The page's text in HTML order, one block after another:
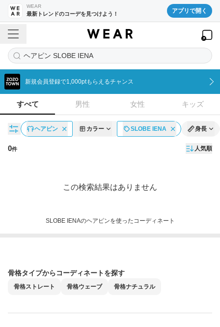
WEAR
最新トレンドのコーデを見つけよう！ アプリで開く
ヘアピン SLOBE IENA
新規会員登録で1,000ptもらえるチャンス
すべて 男性 女性 キッズ
ヘアピン カラー SLOBE IENA 身長
0件 人気順
この検索結果はありません
SLOBE IENAのヘアピンを使ったコーディネート
骨格タイプからコーディネートを探す
骨格ストレート 骨格ウェーブ 骨格ナチュラル